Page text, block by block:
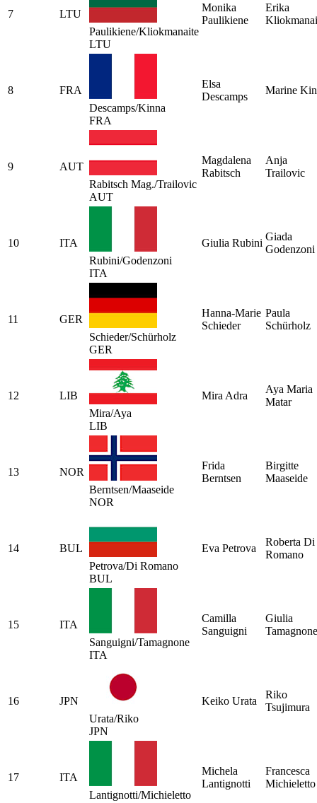
7
LTU
Paulikiene/Kliokmanaite
LTU
Monika
Paulikiene
Erika
8
FRA
Descamps/Kinna
FRA
Elsa
Descamps
Marine
9
AUT
Rabitsch Mag./Trailovic
AUT
Magdalena
Rabitsch
Anja
Trailovic
10
ITA
Rubini/Godenzoni
ITA
Giulia Rubini
Giada
Godenzoni
11
GER
Schieder/Schürholz
GER
Hanna-Marie
Schieder
Paula
Schürholz
12
LIB
Mira/Aya
LIB
Mira Adra
Aya Maria
Matar
13
NOR
Berntsen/Maaseide
NOR
Frida
Berntsen
Birgitte
Maaseide
14
BUL
Petrova/Di Romano
BUL
Eva Petrova
Roberta Di
Romano
15
ITA
Sanguigni/Tamagnone
ITA
Camilla
Sanguigni
Giulia
Tamagnone
16
JPN
Urata/Riko
JPN
Keiko Urata
Riko
Tsujimura
17
ITA
Lantignotti/Michieletto
Michela
Lantignotti
Francesca
Michieletto